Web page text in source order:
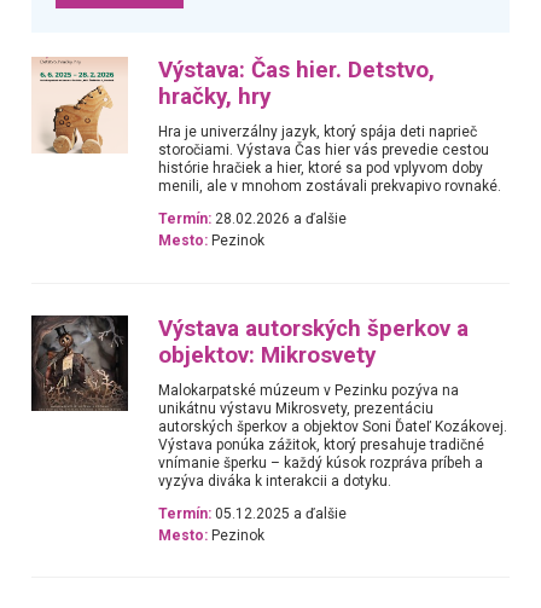
Výstava: Čas hier. Detstvo,
hračky, hry
Hra je univerzálny jazyk, ktorý spája deti naprieč
storočiami. Výstava Čas hier vás prevedie cestou
histórie hračiek a hier, ktoré sa pod vplyvom doby
menili, ale v mnohom zostávali prekvapivo rovnaké.
Termín: 28.02.2026 a ďalšie
Mesto: Pezinok
Výstava autorských šperkov a
objektov: Mikrosvety
Malokarpatské múzeum v Pezinku pozýva na
unikátnu výstavu Mikrosvety, prezentáciu
autorských šperkov a objektov Soni Ďateľ Kozákovej.
Výstava ponúka zážitok, ktorý presahuje tradičné
vnímanie šperku – každý kúsok rozpráva príbeh a
vyzýva diváka k interakcii a dotyku.
Termín: 05.12.2025 a ďalšie
Mesto: Pezinok